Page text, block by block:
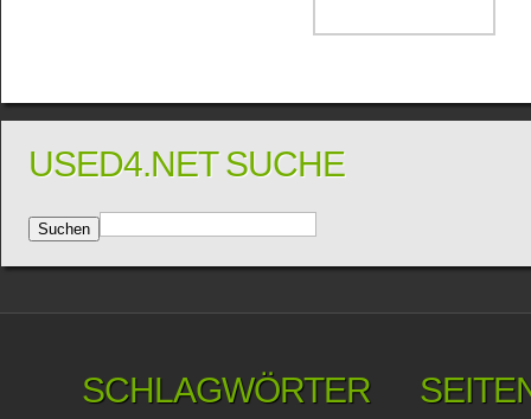
USED4.NET SUCHE
SCHLAGWÖRTER